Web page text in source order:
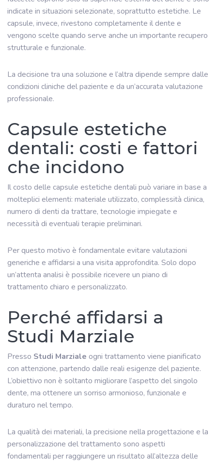
indicate in situazioni selezionate, soprattutto estetiche. Le
capsule, invece, rivestono completamente il dente e
vengono scelte quando serve anche un importante recupero
strutturale e funzionale.
La decisione tra una soluzione e l’altra dipende sempre dalle
condizioni cliniche del paziente e da un’accurata valutazione
professionale.
Capsule estetiche
dentali: costi e fattori
che incidono
Il costo delle capsule estetiche dentali può variare in base a
molteplici elementi: materiale utilizzato, complessità clinica,
numero di denti da trattare, tecnologie impiegate e
necessità di eventuali terapie preliminari.
Per questo motivo è fondamentale evitare valutazioni
generiche e affidarsi a una visita approfondita. Solo dopo
un’attenta analisi è possibile ricevere un piano di
trattamento chiaro e personalizzato.
Perché affidarsi a
Studi Marziale
Presso Studi Marziale ogni trattamento viene pianificato
con attenzione, partendo dalle reali esigenze del paziente.
L’obiettivo non è soltanto migliorare l’aspetto del singolo
dente, ma ottenere un sorriso armonioso, funzionale e
duraturo nel tempo.
La qualità dei materiali, la precisione nella progettazione e la
personalizzazione del trattamento sono aspetti
fondamentali per raggiungere un risultato all’altezza delle